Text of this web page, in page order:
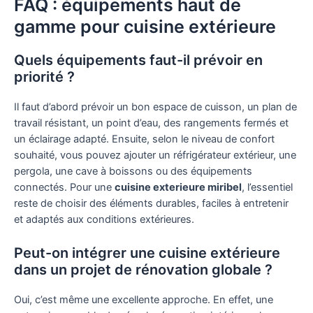
FAQ : équipements haut de
gamme pour cuisine extérieure
Quels équipements faut-il prévoir en
priorité ?
Il faut d’abord prévoir un bon espace de cuisson, un plan de
travail résistant, un point d’eau, des rangements fermés et
un éclairage adapté. Ensuite, selon le niveau de confort
souhaité, vous pouvez ajouter un réfrigérateur extérieur, une
pergola, une cave à boissons ou des équipements
connectés. Pour une cuisine exterieure miribel, l’essentiel
reste de choisir des éléments durables, faciles à entretenir
et adaptés aux conditions extérieures.
Peut-on intégrer une cuisine extérieure
dans un projet de rénovation globale ?
Oui, c’est même une excellente approche. En effet, une